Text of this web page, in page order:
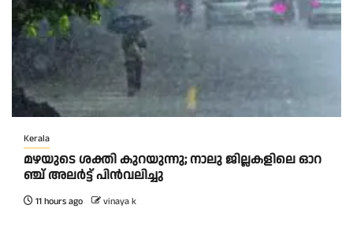
Kerala
മ​ഴ​യു​ടെ ശ​ക്തി കു​റ​യു​ന്നു; നാ​ലു ജി​ല്ല​ക​ളി​ലെ ഓ​റ​
ഞ്ച് അ​ല​ർ​ട്ട് പി​ൻ​വ​ലി​ച്ചു
11 hours ago vinaya k